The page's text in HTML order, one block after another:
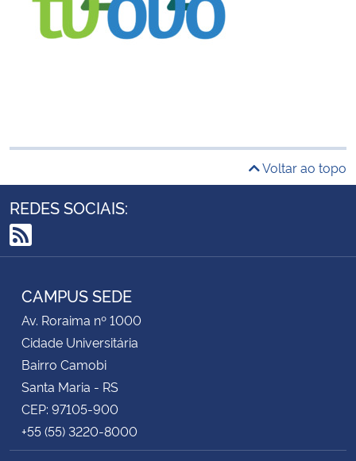
Voltar ao topo
REDES SOCIAIS:
RSS
CAMPUS SEDE
Av. Roraima nº 1000
Cidade Universitária
Bairro Camobi
Santa Maria - RS
CEP: 97105-900
+55 (55) 3220-8000